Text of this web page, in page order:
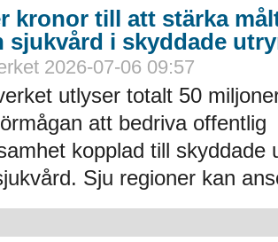
kronor till att stärka
sjukvård i skyddade
2026-07-06 09:57
utlyser totalt 50
att bedriva offentlig
kopplad till skyddade
Sju regioner kan